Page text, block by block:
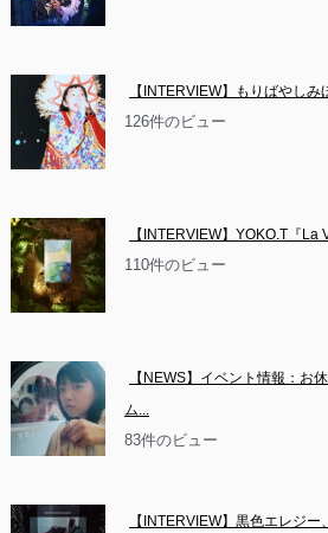
【INTERVIEW】もりばやし
126件のビュー
【INTERVIEW】YOKO.T『La
110件のビュー
【NEWS】イベント情報：お
ム...
83件のビュー
【INTERVIEW】黒色エレジー